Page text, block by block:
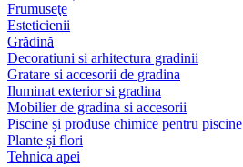
Frumuseţe
Esteticienii
Grădină
Decoratiuni si arhitectura gradinii
Gratare si accesorii de gradina
Iluminat exterior si gradina
Mobilier de gradina si accesorii
Piscine și produse chimice pentru piscine
Plante și flori
Tehnica apei